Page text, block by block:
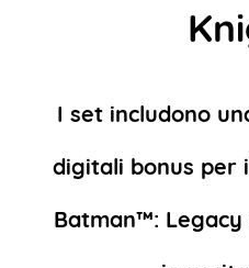
I set includono
digitali bonus per
Batman™: